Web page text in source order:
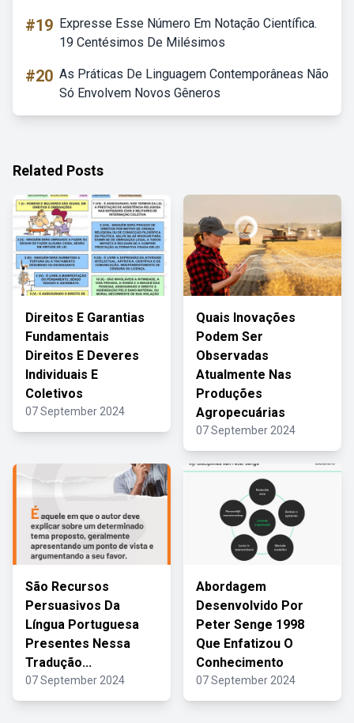
#19 Expresse Esse Número Em Notação Científica.
19 Centésimos De Milésimos
#20 As Práticas De Linguagem Contemporâneas Não
Só Envolvem Novos Gêneros
Related Posts
Direitos E Garantias
Fundamentais
Direitos E Deveres
Individuais E
Coletivos
07 September 2024
Quais Inovações
Podem Ser
Observadas
Atualmente Nas
Produções
Agropecuárias
07 September 2024
São Recursos
Persuasivos Da
Língua Portuguesa
Presentes Nessa
Tradução...
07 September 2024
Abordagem
Desenvolvido Por
Peter Senge 1998
Que Enfatizou O
Conhecimento
07 September 2024